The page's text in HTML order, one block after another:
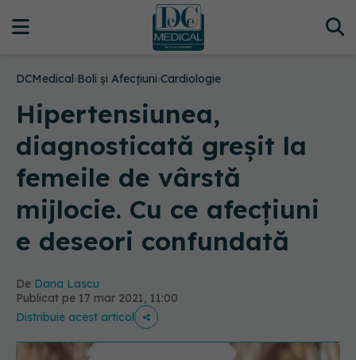
DCMedical›Boli și Afecțiuni›Cardiologie
Hipertensiunea,
diagnosticată greșit la
femeile de vârstă
mijlocie. Cu ce afecțiuni
e deseori confundată
De Dana Lascu
Publicat pe 17 mar 2021, 11:00
Distribuie acest articol